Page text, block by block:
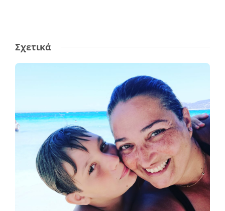
Σχετικά